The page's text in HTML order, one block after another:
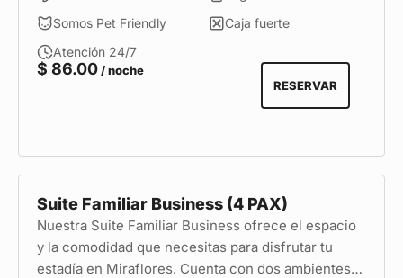
Somos Pet Friendly
Caja fuerte
Atención 24/7
$ 86.00 / noche
RESERVAR
Suite Familiar Business (4 PAX)
Nuestra Suite Familiar Business ofrece el espacio
y la comodidad que necesitas para disfrutar tu
estadía en Miraflores. Cuenta con dos ambientes